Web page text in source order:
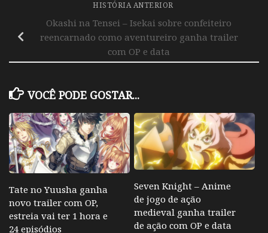
HISTÓRIA ANTERIOR
Okashi na Tensei – Isekai sobre confeiteiro
reencarnado como aventureiro ganha trailer
com OP e data
VOCÊ PODE GOSTAR...
Tate no Yuusha ganha
novo trailer com OP,
estreia vai ter 1 hora e
24 episódios
Seven Knight – Anime
de jogo de ação
medieval ganha trailer
de ação com OP e data